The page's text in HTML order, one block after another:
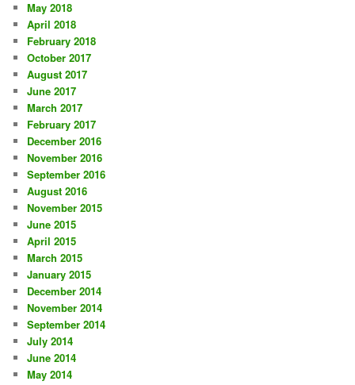
May 2018
April 2018
February 2018
October 2017
August 2017
June 2017
March 2017
February 2017
December 2016
November 2016
September 2016
August 2016
November 2015
June 2015
April 2015
March 2015
January 2015
December 2014
November 2014
September 2014
July 2014
June 2014
May 2014